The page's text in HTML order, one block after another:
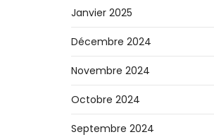
Janvier 2025
Décembre 2024
Novembre 2024
Octobre 2024
Septembre 2024